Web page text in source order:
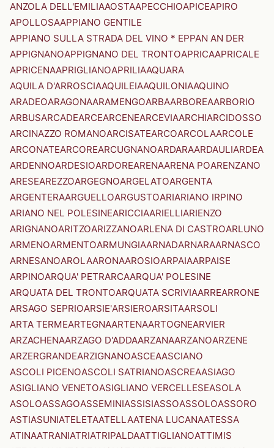
ANZOLA DELL'EMILIAAOSTAAPECCHIOAPICEAPIRO
APOLLOSAAPPIANO GENTILE
APPIANO SULLA STRADA DEL VINO * EPPAN AN DER
APPIGNANOAPPIGNANO DEL TRONTOAPRICAAPRICALE
APRICENAAPRIGLIANOAPRILIAAQUARA
AQUILA D'ARROSCIAAQUILEIAAQUILONIAAQUINO
ARADEOARAGONAARAMENGOARBAARBOREAARBORIO
ARBUSARCADEARCEARCENEARCEVIAARCHIARCIDOSSO
ARCINAZZO ROMANOARCISATEARCOARCOLAARCOLE
ARCONATEARCOREARCUGNANOARDARAARDAULIARDEA
ARDENNOARDESIOARDOREARENAARENA POARENZANO
ARESEAREZZOARGEGNOARGELATOARGENTA
ARGENTERAARGUELLOARGUSTOARIARIANO IRPINO
ARIANO NEL POLESINEARICCIAARIELLIARIENZO
ARIGNANOARITZOARIZZANOARLENA DI CASTROARLUNO
ARMENOARMENTOARMUNGIAARNADARNARAARNASCO
ARNESANOAROLAARONAAROSIOARPAIAARPAISE
ARPINOARQUA' PETRARCAARQUA' POLESINE
ARQUATA DEL TRONTOARQUATA SCRIVIAARREARRONE
ARSAGO SEPRIOARSIE'ARSIEROARSITAARSOLI
ARTA TERMEARTEGNAARTENAARTOGNEARVIER
ARZACHENAARZAGO D'ADDAARZANAARZANOARZENE
ARZERGRANDEARZIGNANOASCEAASCIANO
ASCOLI PICENOASCOLI SATRIANOASCREAASIAGO
ASIGLIANO VENETOASIGLIANO VERCELLESEASOLA
ASOLOASSAGOASSEMINIASSISIASSOASSOLOASSORO
ASTIASUNIATELETAATELLAATENA LUCANAATESSA
ATINAATRANIATRIATRIPALDAATTIGLIANOATTIMIS